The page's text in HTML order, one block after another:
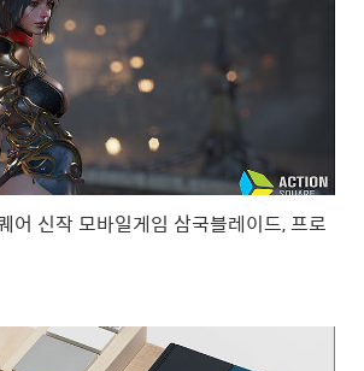
어 신작 모바일게임 삼국블레이드, 프로